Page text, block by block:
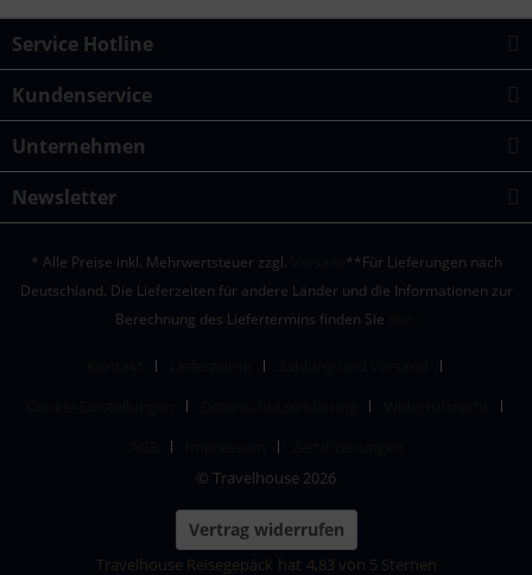
Service Hotline
Kundenservice
Unternehmen
Newsletter
* Alle Preise inkl. Mehrwertsteuer zzgl.
**Für Lieferungen nach
Deutschland. Die Lieferzeiten für andere Länder und die Informationen zur
Berechnung des Liefertermins finden Sie
© Travelhouse 2026
Vertrag widerrufen
Travelhouse Reisegepäck hat 4,83 von 5 Sternen